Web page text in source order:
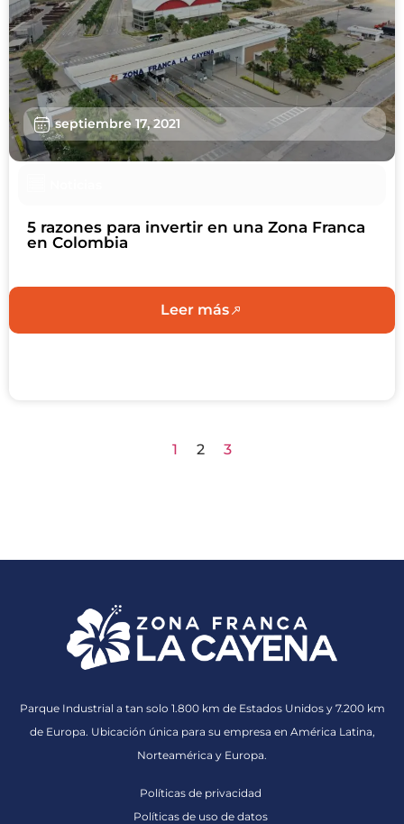
septiembre 17, 2021
5 razones para invertir en una Zona Franca
en Colombia
Leer más
1 2 3
Parque Industrial a tan solo 1.800 km de Estados Unidos y 7.200 km
de Europa. Ubicación única para su empresa en América Latina,
Norteamérica y Europa.
Políticas de privacidad
Políticas de uso de datos